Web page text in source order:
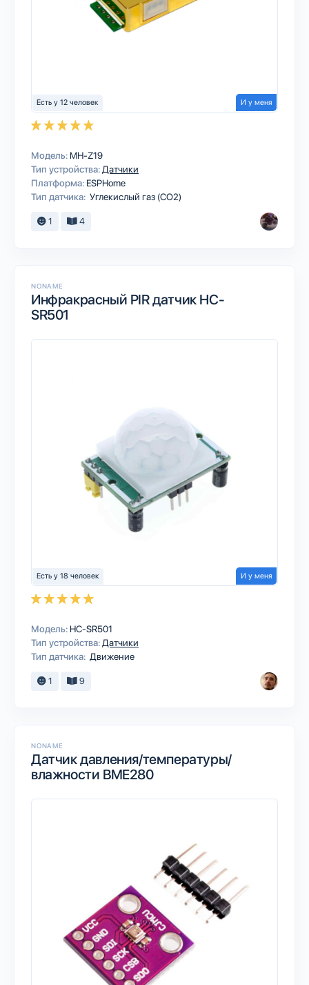
Есть у 12 человек И у меня
Модель: MH-Z19
Тип устройства: Датчики
Платформа: ESPHome
Тип датчика: Углекислый газ (CO2)
1 4
NONAME
Инфракрасный PIR датчик HC-
SR501
Есть у 18 человек И у меня
Модель: HC-SR501
Тип устройства: Датчики
Тип датчика: Движение
1 9
NONAME
Датчик давления/температуры/
влажности BME280